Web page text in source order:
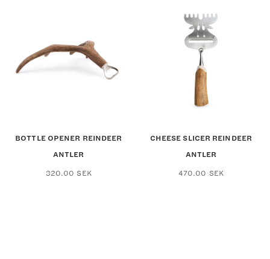
BOTTLE OPENER REINDEER
ANTLER
320.00 SEK
CHEESE SLICER REINDEER
ANTLER
470.00 SEK